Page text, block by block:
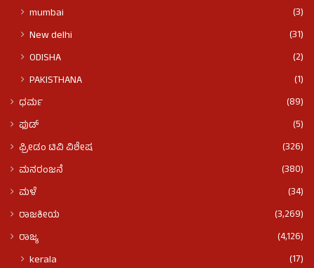
mumbai
(3)
New delhi
(31)
ODISHA
(2)
PAKISTHANA
(1)
ಧರ್ಮ
(89)
ಫುಡ್​​
(5)
ಫ್ರೀಡಂ ಟಿವಿ ವಿಶೇಷ
(326)
ಮನರಂಜನೆ
(380)
ಮಳೆ
(34)
ರಾಜಕೀಯ
(3,269)
ರಾಜ್ಯ
(4,126)
kerala
(17)